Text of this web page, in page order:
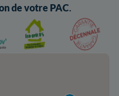
de votre PAC.